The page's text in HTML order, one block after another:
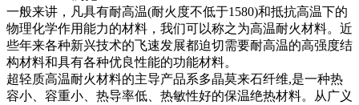
一般来讲，凡具有耐高温(耐火度不低于1580)和抵抗高温下的
物理化学作用能力的材料，我们可以称之为高温耐火材料。近
些年来各种新兴技术的飞速发展都迫切需要耐高温的高强度结
构材料和具有各种优良性能的功能材料。
超轻质高温耐火材料的主导产品系多晶莫来石纤维,是一种热
容小、容重小、热导率低、热敏性好的保温绝热材料。从广义